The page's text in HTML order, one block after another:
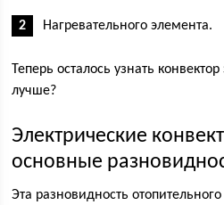
Нагревательного элемента.
Теперь осталось узнать
лучше?
Электрические
основные
Эта разновидность